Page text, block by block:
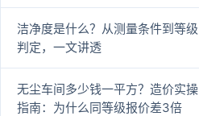
洁净度是什么？从测量条件到等级
判定，一文讲透
无尘车间多少钱一平方？造价实操
指南：为什么同等级报价差3倍